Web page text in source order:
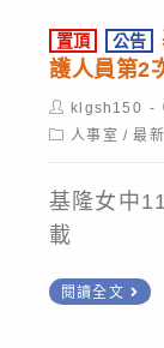
次
師
置頂 公告
護人員第2
Post
author:
klgsh150
Post人事室 / 最
基隆女中
載
閱讀全文